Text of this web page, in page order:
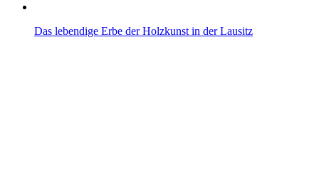
Das lebendige Erbe der Holzkunst in der Lausitz